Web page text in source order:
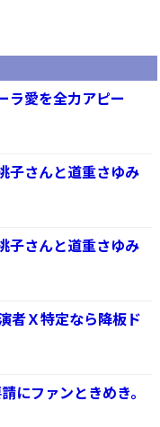
ラ愛を全力アピー
子さんと道重さゆみ
子さんと道重さゆみ
者Ｘ特定なら降板ド
にファンときめき。